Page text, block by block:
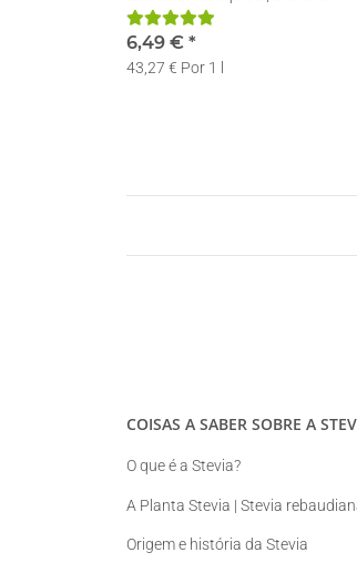
Gotas | 150ml
6,49 € *
43,27 € Por 1 l
COISAS A SABER SOBRE A
O que é a Stevia?
A Planta Stevia | Stevia
Origem e história da Stevia